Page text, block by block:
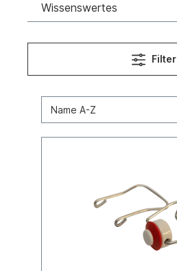
Wissenswertes
Filter